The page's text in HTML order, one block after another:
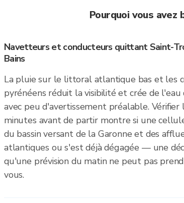
Pourquoi vous avez
Navetteurs et conducteurs quittant Saint-
Bains
La pluie sur le littoral atlantique bas et les
pyrénéens réduit la visibilité et crée de l'eau
avec peu d'avertissement préalable. Vérifier
minutes avant de partir montre si une
du bassin versant de la Garonne et des
atlantiques ou s'est déjà dégagée — une
qu'une prévision du matin ne peut pas
vous.